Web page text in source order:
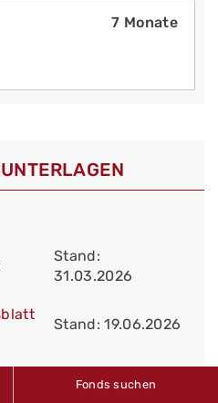
7 Monate
Stand:
31.03.2026
Stand: 19.06.2026
Stand: 01.05.2011
Fonds suchen